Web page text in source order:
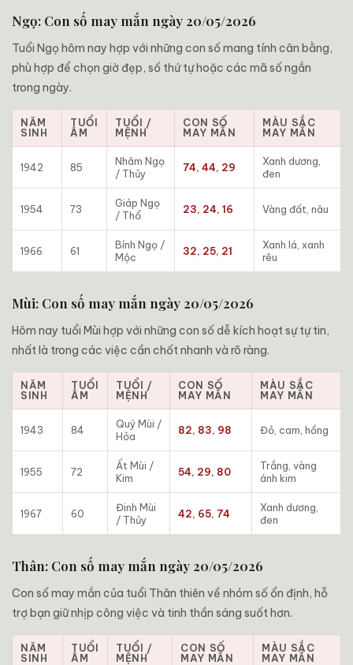
Ngọ: Con số may mắn ngày 20/05/2026
Tuổi Ngọ hôm nay hợp với những con số mang tính cân bằng,
phù hợp để chọn giờ đẹp, số thứ tự hoặc các mã số ngắn
trong ngày.
NĂM
SINH
TUỔI
ÂM
TUỔI /
MỆNH
CON SỐ
MAY MẮN
MÀU SẮC
MAY MẮN
1942 85
Nhâm Ngọ
/ Thủy
74, 44, 29
Xanh dương,
đen
1954 73
Giáp Ngọ
/ Thổ
23, 24, 16 Vàng đất, nâu
1966 61
Bính Ngọ /
Mộc
32, 25, 21
Xanh lá, xanh
rêu
Mùi: Con số may mắn ngày 20/05/2026
Hôm nay tuổi Mùi hợp với những con số dễ kích hoạt sự tự tin,
nhất là trong các việc cần chốt nhanh và rõ ràng.
NĂM
SINH
TUỔI
ÂM
TUỔI /
MỆNH
CON SỐ
MAY MẮN
MÀU SẮC
MAY MẮN
1943 84
Quý Mùi /
Hỏa
82, 83, 98 Đỏ, cam, hồng
1955 72
Ất Mùi /
Kim
54, 29, 80
Trắng, vàng
ánh kim
1967 60
Đinh Mùi
/ Thủy
42, 65, 74
Xanh dương,
đen
Thân: Con số may mắn ngày 20/05/2026
Con số may mắn của tuổi Thân thiên về nhóm số ổn định, hỗ
trợ bạn giữ nhịp công việc và tinh thần sáng suốt hơn.
NĂM
SINH
TUỔI
ÂM
TUỔI /
MỆNH
CON SỐ
MAY MẮN
MÀU SẮC
MAY MẮN